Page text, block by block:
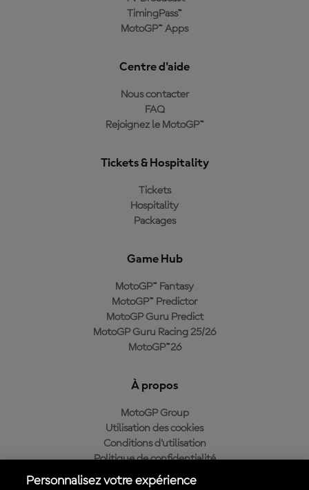
TimingPass™
MotoGP™ Apps
Centre d'aide
Nous contacter
FAQ
Rejoignez le MotoGP™
Tickets & Hospitality
Tickets
Hospitality
Packages
Game Hub
MotoGP™ Fantasy
MotoGP™ Predictor
MotoGP Guru Predict
MotoGP Guru Racing 25/26
MotoGP™26
À propos
MotoGP Group
Utilisation des cookies
Conditions d'utilisation
Politique de confidentialité
Politique d’achat
Personnalisez votre expérience